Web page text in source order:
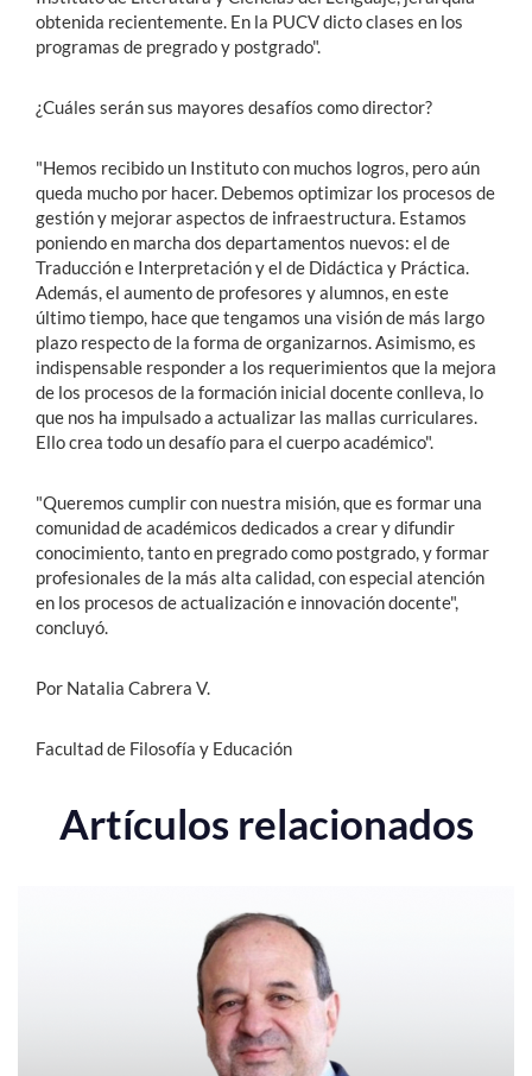
obtenida recientemente. En la PUCV dicto clases en los
programas de pregrado y postgrado".
¿Cuáles serán sus mayores desafíos como director?
"Hemos recibido un Instituto con muchos logros, pero aún
queda mucho por hacer. Debemos optimizar los procesos de
gestión y mejorar aspectos de infraestructura. Estamos
poniendo en marcha dos departamentos nuevos: el de
Traducción e Interpretación y el de Didáctica y Práctica.
Además, el aumento de profesores y alumnos, en este
último tiempo, hace que tengamos una visión de más largo
plazo respecto de la forma de organizarnos. Asimismo, es
indispensable responder a los requerimientos que la mejora
de los procesos de la formación inicial docente conlleva, lo
que nos ha impulsado a actualizar las mallas curriculares.
Ello crea todo un desafío para el cuerpo académico".
"Queremos cumplir con nuestra misión, que es formar una
comunidad de académicos dedicados a crear y difundir
conocimiento, tanto en pregrado como postgrado, y formar
profesionales de la más alta calidad, con especial atención
en los procesos de actualización e innovación docente",
concluyó.
Por Natalia Cabrera V.
Facultad de Filosofía y Educación
Artículos relacionados